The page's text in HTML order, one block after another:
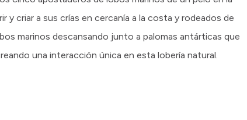
y criar a sus crías en cercanía a la costa y rodeados de
marinos descansando junto a palomas antárticas que
una interacción única en esta lobería natural.